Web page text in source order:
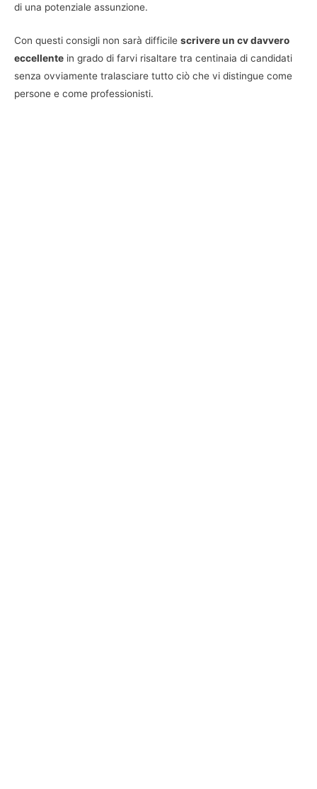
di una potenziale assunzione.
Con questi consigli non sarà difficile scrivere un cv davvero
eccellente in grado di farvi risaltare tra centinaia di candidati
senza ovviamente tralasciare tutto ciò che vi distingue come
persone e come professionisti.